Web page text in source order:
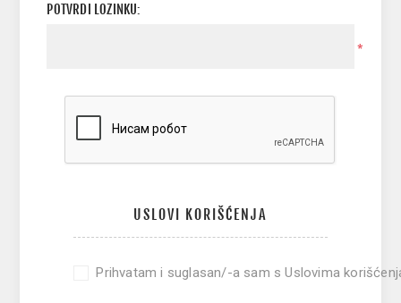
POTVRDI LOZINKU:
*
USLOVI KORIŠĆENJA
Prihvatam i suglasan/-a sam s Uslovima